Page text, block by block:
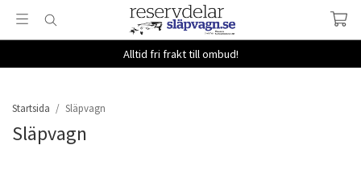
Alltid fri frakt till ombud!
Startsida / Släpvagn
Släpvagn